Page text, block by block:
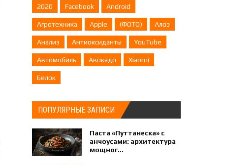
2020 Facebook Android
Агротехника Apple (ФОТО) Алоэ
Анализ Антиоксиданты YouTube
Автомобиль Авокадо Xiaomi
Белок
ПОПУЛЯРНЫЕ ЗАПИСИ
Паста «Путтанеска» с
анчоусами: архитектура
мощног...